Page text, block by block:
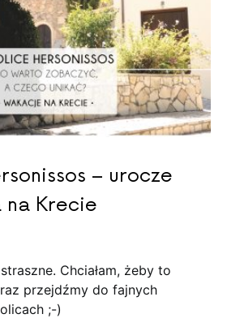
– urocze
na Krecie
Chciałam, żeby to
przejdźmy do fajnych
;-)